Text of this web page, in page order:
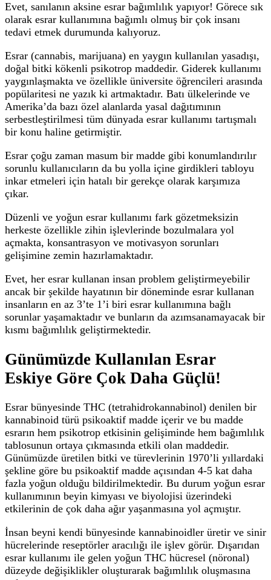
Evet, sanılanın aksine esrar bağımlılık yapıyor! Görece sık
olarak esrar kullanımına bağımlı olmuş bir çok insanı
tedavi etmek durumunda kalıyoruz.
Esrar (cannabis, marijuana) en yaygın kullanılan yasadışı,
doğal bitki kökenli psikotrop maddedir. Giderek kullanımı
yaygınlaşmakta ve özellikle üniversite öğrencileri arasında
popülaritesi ne yazık ki artmaktadır. Batı ülkelerinde ve
Amerika’da bazı özel alanlarda yasal dağıtımının
serbestleştirilmesi tüm dünyada esrar kullanımı tartışmalı
bir konu haline getirmiştir.
Esrar çoğu zaman masum bir madde gibi konumlandırılır
sorunlu kullanıcıların da bu yolla içine girdikleri tabloyu
inkar etmeleri için hatalı bir gerekçe olarak karşımıza
çıkar.
Düzenli ve yoğun esrar kullanımı fark gözetmeksizin
herkeste özellikle zihin işlevlerinde bozulmalara yol
açmakta, konsantrasyon ve motivasyon sorunları
gelişimine zemin hazırlamaktadır.
Evet, her esrar kullanan insan problem geliştirmeyebilir
ancak bir şekilde hayatının bir döneminde esrar kullanan
insanların en az 3’te 1’i biri esrar kullanımına bağlı
sorunlar yaşamaktadır ve bunların da azımsanamayacak bir
kısmı bağımlılık geliştirmektedir.
Günümüzde Kullanılan Esrar
Eskiye Göre Çok Daha Güçlü!
Esrar bünyesinde THC (tetrahidrokannabinol) denilen bir
kannabinoid türü psikoaktif madde içerir ve bu madde
esrarın hem psikotrop etkisinin gelişiminde hem bağımlılık
tablosunun ortaya çıkmasında etkili olan maddedir.
Günümüzde üretilen bitki ve türevlerinin 1970’li yıllardaki
şekline göre bu psikoaktif madde açısından 4-5 kat daha
fazla yoğun olduğu bildirilmektedir. Bu durum yoğun esrar
kullanımının beyin kimyası ve biyolojisi üzerindeki
etkilerinin de çok daha ağır yaşanmasına yol açmıştır.
İnsan beyni kendi bünyesinde kannabinoidler üretir ve sinir
hücrelerinde reseptörler aracılığı ile işlev görür. Dışarıdan
esrar kullanımı ile gelen yoğun THC hücresel (nöronal)
düzeyde değişiklikler oluşturarak bağımlılık oluşmasına